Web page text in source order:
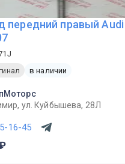
передний правый Audi
в наличии
ул. Куйбышева, 28Л
16-45